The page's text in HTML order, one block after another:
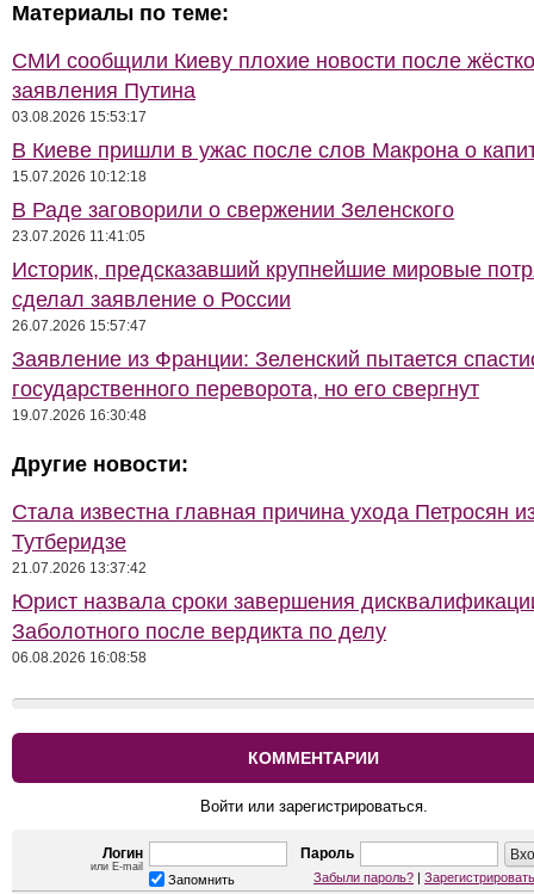
Материалы по теме:
СМИ сообщили Киеву плохие новости после
заявления Путина
03.08.2026 15:53:17
В Киеве пришли в ужас после слов Макрона о
15.07.2026 10:12:18
В Раде заговорили о свержении Зеленского
23.07.2026 11:41:05
Историк, предсказавший крупнейшие мировые
сделал заявление о России
26.07.2026 15:57:47
Заявление из Франции: Зеленский пытается
государственного переворота, но его свергнут
19.07.2026 16:30:48
Другие новости:
Стала известна главная причина ухода Петросян
Тутберидзе
21.07.2026 13:37:42
Юрист назвала сроки завершения
Заболотного после вердикта по делу
06.08.2026 16:08:58
КОММЕНТАРИИ
Войти или зарегистрироваться.
Логин
или E-mail
Пароль
Запомнить Забыли пароль? |